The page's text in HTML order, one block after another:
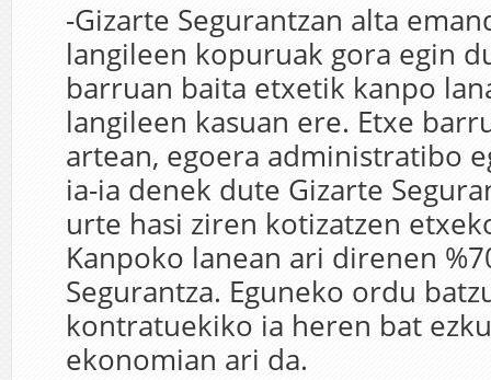
-Gizarte Segurantzan alta
langileen kopuruak gora egin
barruan baita etxetik kanpo
langileen kasuan ere. Etxe
artean, egoera administratibo
ia-ia denek dute Gizarte
urte hasi ziren kotizatzen
Kanpoko lanean ari direnen
Segurantza. Eguneko ordu
kontratuekiko ia heren bat
ekonomian ari da.